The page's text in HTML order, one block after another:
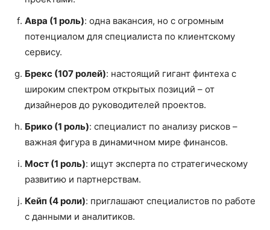
Авра (1 роль): одна вакансия, но с огромным
потенциалом для специалиста по клиентскому
сервису.
Брекс (107 ролей): настоящий гигант финтеха с
широким спектром открытых позиций – от
дизайнеров до руководителей проектов.
Брико (1 роль): специалист по анализу рисков –
важная фигура в динамичном мире финансов.
Мост (1 роль): ищут эксперта по стратегическому
развитию и партнерствам.
Кейп (4 роли): приглашают специалистов по работе
с данными и аналитиков.